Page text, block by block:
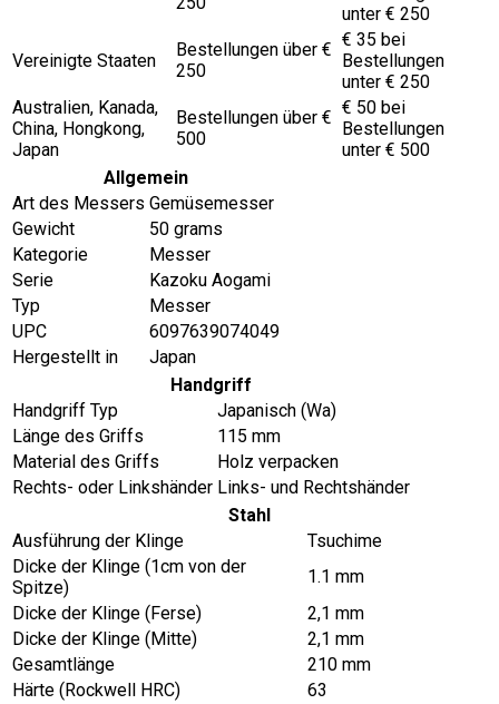
unter € 250
Vereinigte Staaten
Bestellungen über €
250
€ 35 bei
Bestellungen
unter € 250
Australien, Kanada,
China, Hongkong,
Japan
Bestellungen über €
500
€ 50 bei
Bestellungen
unter € 500
Allgemein
Art des Messers Gemüsemesser
Gewicht
50 grams
Kategorie
Messer
Serie
Kazoku Aogami
Typ
Messer
UPC
6097639074049
Hergestellt in
Japan
Handgriff
Handgriff Typ
Japanisch (Wa)
Länge des Griffs
115 mm
Material des Griffs
Holz verpacken
Rechts- oder Linkshänder Links- und Rechtshänder
Stahl
Ausführung der Klinge
Tsuchime
Dicke der Klinge (1cm von der
Spitze)
1.1 mm
Dicke der Klinge (Ferse)
2,1 mm
Dicke der Klinge (Mitte)
2,1 mm
Gesamtlänge
210 mm
Härte (Rockwell HRC)
63